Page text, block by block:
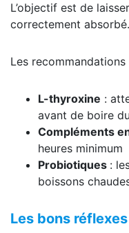
L’objectif est de
correctement absorbé.
Les
L-thyroxine :
avant de boire
Compléments
heures minimum
Probiotiques :
boissons
Les bons